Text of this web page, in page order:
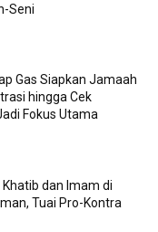
Seni
Gas Siapkan Jamaah
hingga Cek
Fokus Utama
dan Imam di
Tuai Pro-Kontra